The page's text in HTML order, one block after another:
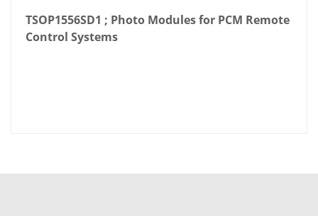
TSOP1556SD1 ; Photo Modules for PCM Remote
Control Systems